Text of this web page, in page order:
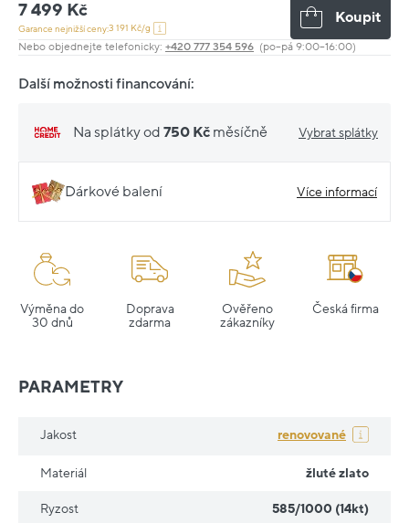
7 499 Kč
Garance nejnižší ceny:3 191 Kč/g
Koupit
Nebo objednejte telefonicky: +420 777 354 596 (po–pá 9:00–16:00)
Další možnosti financování:
Na splátky od 750 Kč měsíčně Vybrat splátky
Dárkové balení Více informací
Výměna do
30 dnů
Doprava
zdarma
Ověřeno
zákazníky
Česká firma
PARAMETRY
Jakost renovované
Materiál žluté zlato
Ryzost 585/1000 (14kt)